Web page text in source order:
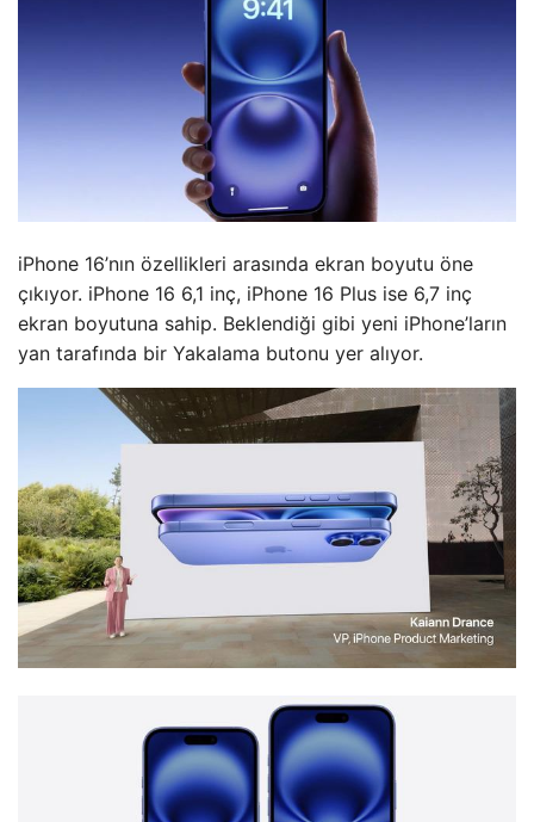
iPhone 16’nın özellikleri arasında ekran boyutu öne
çıkıyor. iPhone 16 6,1 inç, iPhone 16 Plus ise 6,7 inç
ekran boyutuna sahip. Beklendiği gibi yeni iPhone’ların
yan tarafında bir Yakalama butonu yer alıyor.